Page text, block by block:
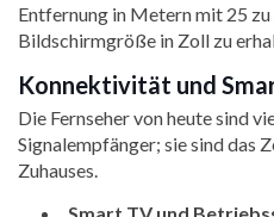
Entfernung in Metern mit 25
Bildschirmgröße in Zoll zu
Konnektivität und
Die Fernseher von heute sind
Signalempfänger; sie sind das
Zuhauses.